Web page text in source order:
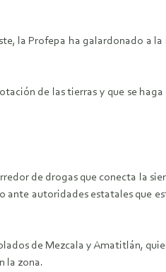
la Profepa ha galardonado a
de las tierras y que se
de drogas que conecta la
autoridades estatales que
de Mezcala y Amatitlán,
la zona.